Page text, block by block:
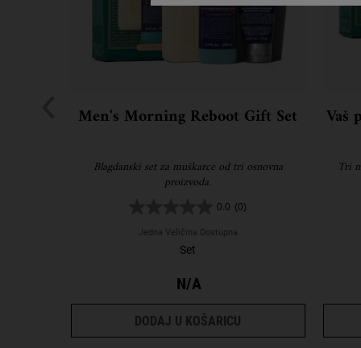
Men's Morning Reboot Gift Set
Blagdanski set za muškarce od tri osnovna
proizvoda.
0.0 (0)
Jedna Veličina Dostupna
Set
N/A
DODAJ U KOŠARICU MEN'S MORNING
Vaš
Tri